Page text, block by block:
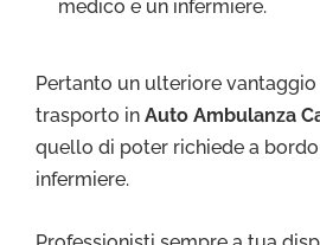
medico e un infermiere.
Pertanto un ulteriore
trasporto in Auto Ambulanza
quello di poter richiede a
infermiere.